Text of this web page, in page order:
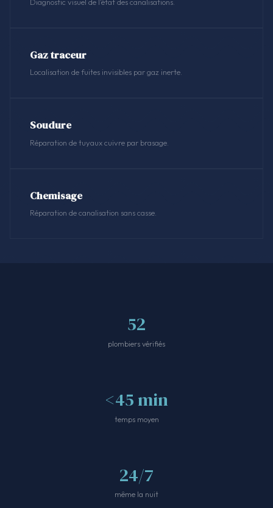
Gaz traceur
Localisation de fuites invisibles par gaz inerte.
Soudure
Réparation de tuyaux cuivre par brasage.
Chemisage
Réparation de canalisation sans casse.
52
plombiers vérifiés
<45 min
temps moyen
24/7
même la nuit